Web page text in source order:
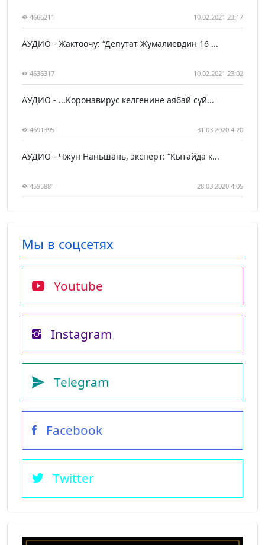
4666211 10.02.2021 23:17
АУДИО - Жактоочу: “Депутат Жумалиевдин 16 ...
4636317 10.02.2021 23:02
АУДИО - ...Коронавирус келгенине аябай сүй...
4691395 31.03.2020 4:20
АУДИО - Чжун Наньшань, эксперт: “Кытайда к...
4595881 28.03.2020 4:05
Мы в соцсетях
Youtube
Instagram
Telegram
Facebook
Twitter